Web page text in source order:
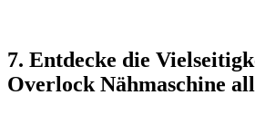
7. Entdecke die
Overlock Nähmaschine